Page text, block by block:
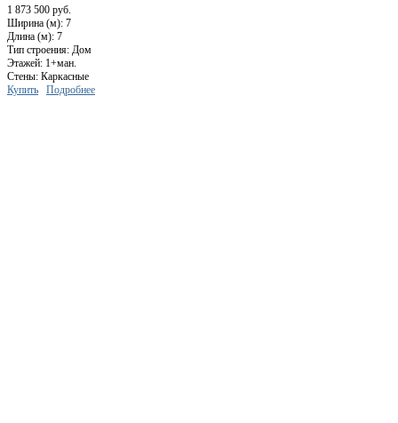
1 873 500 руб.
Ширина (м): 7
Длина (м): 7
Тип строения: Дом
Этажей: 1+ман.
Стены: Каркасные
Купить
Подробнее